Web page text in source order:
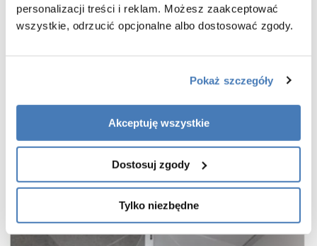
personalizacji treści i reklam. Możesz zaakceptować
wszystkie, odrzucić opcjonalne albo dostosować zgody.
Pokaż szczegóły
Akceptuję wszystkie
Dostosuj zgody
Tylko niezbędne
praktyczny uchwyt drzwi
cienkie, niemal niewidoczne profile w kolorze chrom